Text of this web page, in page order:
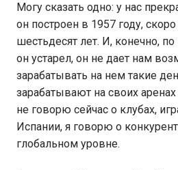
Могу сказать одно: у нас
он построен в 1957 году,
шестьдесят лет. И, конечно,
он устарел, он не дает нам
зарабатывать на нем такие
зарабатывают на своих
не говорю сейчас о клубах,
Испании, я говорю о
глобальном уровне.